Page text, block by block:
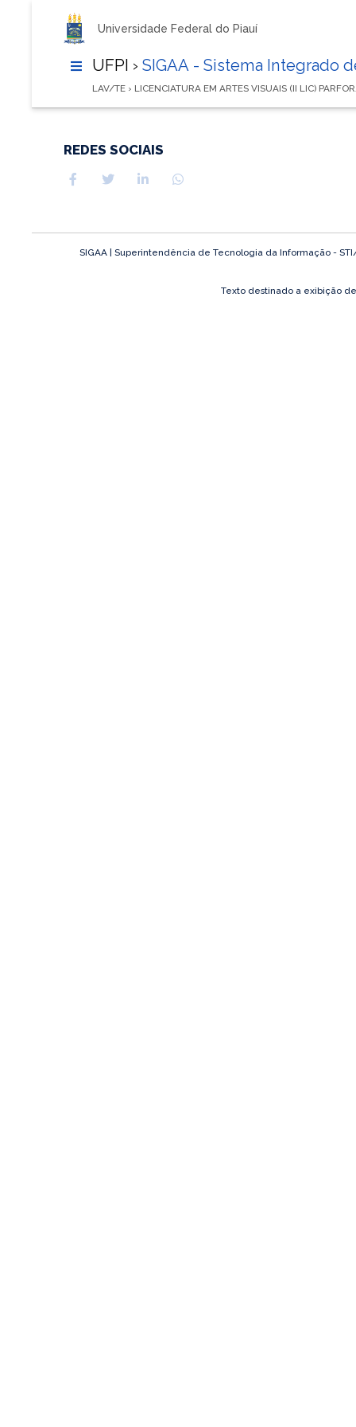
Universidade Federal do Piauí
UFPI › SIGAA - Sistema Integrado
LAV/TE › LICENCIATURA EM ARTES VISUAIS (II LIC)
REDES SOCIAIS
SIGAA | Superintendência de Tecnologia da Informação -
Texto destinado a exibição